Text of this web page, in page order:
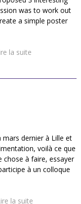
was to work out
a simple poster
la suite
mars dernier à Lille et
voilà ce que
chose à faire, essayer
à un colloque
la suite